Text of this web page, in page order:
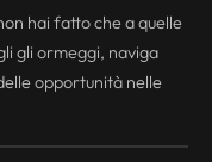
hai fatto che a quelle
gli ormeggi, naviga
opportunità nelle